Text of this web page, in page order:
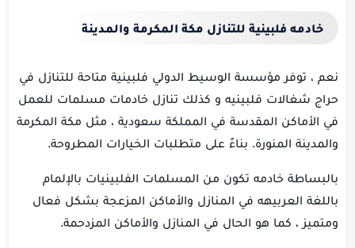
خادمه فلبينية للتنازل مكة المكرمة والمدينة
نعم ، توفر مؤسسة الوسيط الدولي فلبينية متاحة للتنازل في
حراج شغالات فلبينيه و كذلك تنازل خادمات مسلمات للعمل
في الأماكن المقدسة في المملكة سعودية ، مثل مكة المكرمة
والمدينة المنورة. بناءً على متطلبات الخيارات المطروحة.
بالبساطة خادمه تكون من المسلمات الفلبينيات بالإلمام
باللغة العربيهه في المنازل والأماكن المزعجة بشكل فعال
ومتميز ، كما هو الحال في المنازل والأماكن المزدحمة.